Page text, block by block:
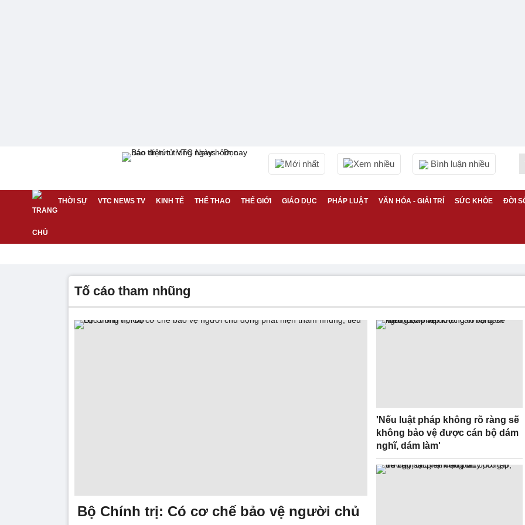
Mới nhất Xem nhiều Bình luận nhiều
THỜI SỰ VTC NEWS TV KINH TẾ THỂ THAO THẾ GIỚI GIÁO DỤC PHÁP LUẬT VĂN HÓA - GIẢI TRÍ SỨC KHỎE ĐỜI
tố cáo tham nhũng
Bộ Chính trị: Có cơ chế bảo vệ người chủ
'Nếu luật pháp không rõ ràng sẽ
không bảo vệ được cán bộ dám
nghĩ, dám làm'